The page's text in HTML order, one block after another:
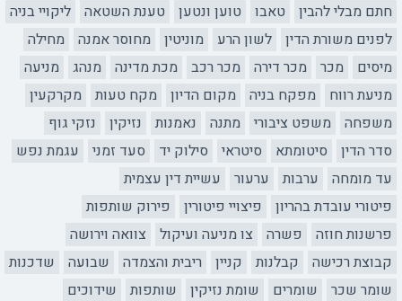
חתם מבלי להבין
טאבו טוען ונטען טענת השטאה
ליקויי בניה
לפנים משורת הדין
לשון הרע מוניטין מחוסר אמנה
מחילה
מיסים
מכר מכר דירה מכר רכב מכת מדינה מנהג
מניעה
מניעת רווח
מפקח בניה מקום הדיון מקח טעות
מקרקעין
משפחה
משפט ציבורי מתנה נאמנות נזיקין
נזקי גוף
סדר הדין
סיטומתא סיטראי סילוק יד סעד זמני
עגמת נפש
עד מומחה
ערבות ערעור
עשיית דין עצמית
פיטורי עובדת בהריון
פיצויי פיטורין
פירוק שותפות
פרשנות חוזה
פשרה צו מניעה ועיקול
צוואה וירושה
קבוצת רכישה
קבלנות קניין ריבית והצמדה שבועה
שדכנות
שומר שכר
שומרים שומת נזיקין שותפות שידוכים